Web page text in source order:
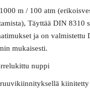
1000 m / 100 atm
Täyttää DIN 8310
ja on valmistettu
mukaisesti.
nuppi
ruuvikiinnityksellä kiinitetty